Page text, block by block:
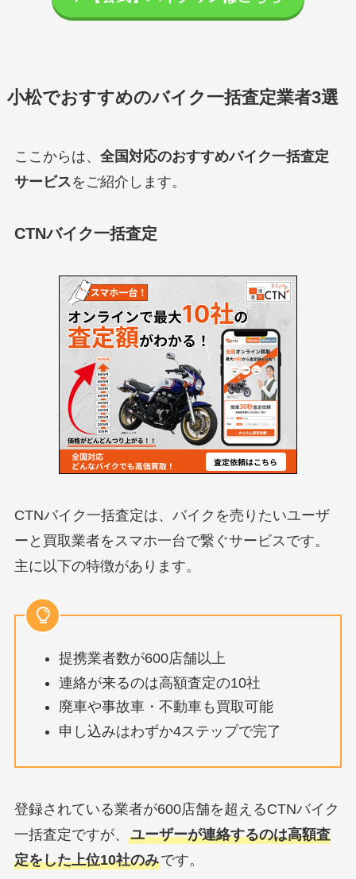
小松でおすすめのバイク一括査定業者3選
ここからは、 全国対応のおすすめバイク一括査定
サービスをご紹介します。
CTNバイク一括査定
CTNバイク一括査定は、バイクを売りたいユーザ
ーと買取業者をスマホ一台で繋ぐサービスです。
主に以下の特徴があります。
提携業者数が600店舗以上
連絡が来るのは高額査定の10社
廃車や事故車・不動車も買取可能
申し込みはわずか4ステップで完了
登録されている業者が600店舗を超えるCTNバイク
一括査定ですが、 ユーザーが連絡するのは高額査
定をした上位10社のみです。